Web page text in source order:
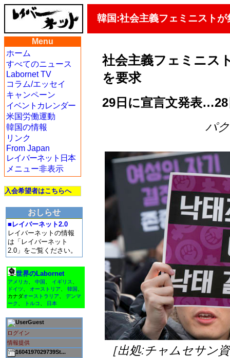
韓国:社会主義フェミニスト
Menu
ホーム
すべてのニュース
Labornet TV
コラム/エッセイ
キャンペーン
イベントカレンダー
米国労働運動
韓国の情報
リンク
From Japan
レイバーネット日本
メニュー非表示
入会希望者はこちらへ
おしらせ
■レイバーネット2.0
レイバーネットの情報
は「レイバーネット
2.0」をご覧ください。
世界のLabornet
アメリカ 中国 イギリス
ドイツ
オーストリア 韓国
カナダオーストラリア
デンマ
ーク
トルコ 日本
Guest
ログイン
情報提供
1604197029739St...
社会主義フェミニス
を要求
29日に宣言文発表
パ
［出処:チャムセサン